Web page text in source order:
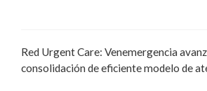
Red Urgent Care: Venemergencia
consolidación de eficiente modelo de